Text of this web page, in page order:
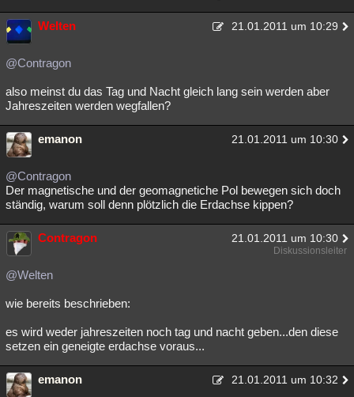
Welten 21.01.2011 um 10:29
@Contragon
also meinst du das Tag und Nacht gleich lang sein werden aber
Jahreszeiten werden wegfallen?
emanon 21.01.2011 um 10:30
@Contragon
Der magnetische und der geomagnetiche Pol bewegen sich doch
ständig, warum soll denn plötzlich die Erdachse kippen?
Contragon 21.01.2011 um 10:30
Diskussionsleiter
@Welten
wie bereits beschrieben:
es wird weder jahreszeiten noch tag und nacht geben...den diese
setzen ein geneigte erdachse voraus...
emanon 21.01.2011 um 10:32